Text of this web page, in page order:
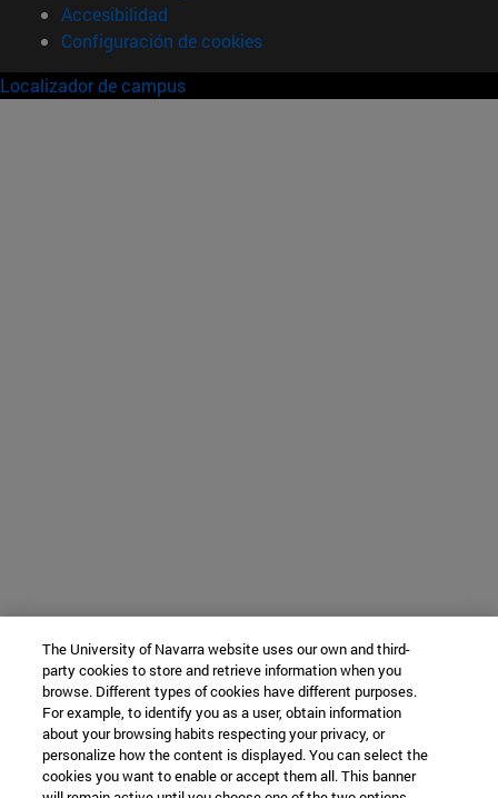
Accesibilidad
Configuración de cookies
Localizador de campus
The University of Navarra website uses our own and third-
party cookies to store and retrieve information when you
browse. Different types of cookies have different purposes.
For example, to identify you as a user, obtain information
about your browsing habits respecting your privacy, or
personalize how the content is displayed. You can select the
cookies you want to enable or accept them all. This banner